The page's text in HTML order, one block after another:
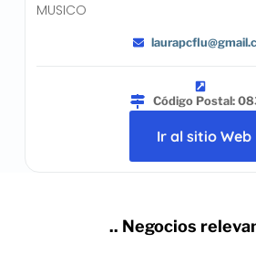
MUSICO
Código Postal:
Ir al sitio Web
.. Negocios